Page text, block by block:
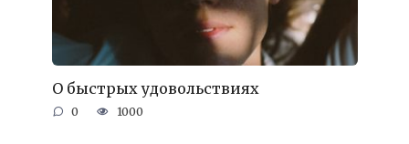
О быстрых удовольствиях
0 1000